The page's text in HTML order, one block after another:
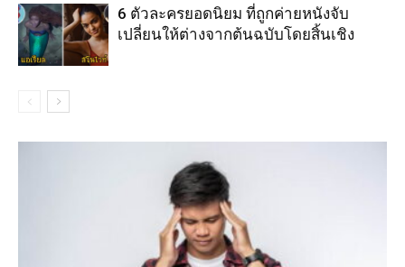
6 ตัวละครยอดนิยม ที่ถูกค่ายหนังจับ
เปลี่ยนให้ต่างจากต้นฉบับโดยสิ้นเชิง